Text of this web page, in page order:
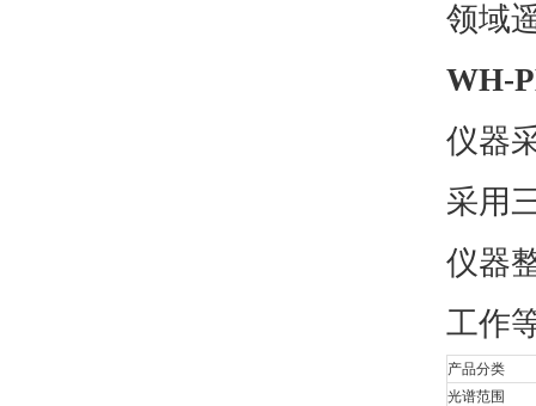
领域
WH-
仪器
采用
仪器
工作
产品分类
光谱范围